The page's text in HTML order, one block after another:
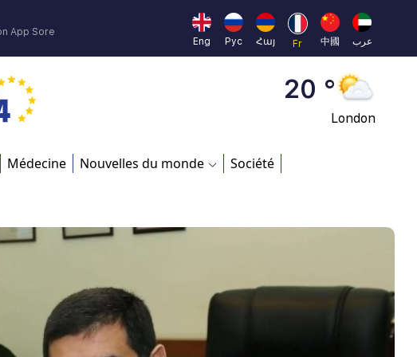
App Sore
Eng
Рус Հայ Fr 中國 عرب 45 °
Dubai
20 °
London
Rome
23 °
Médecine Nouvelles du monde Société